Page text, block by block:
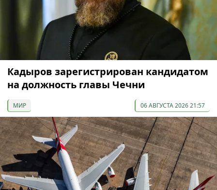
Кадыров зарегистрирован кандидатом
на должность главы Чечни
МИР 06 АВГУСТА 2026 21:57